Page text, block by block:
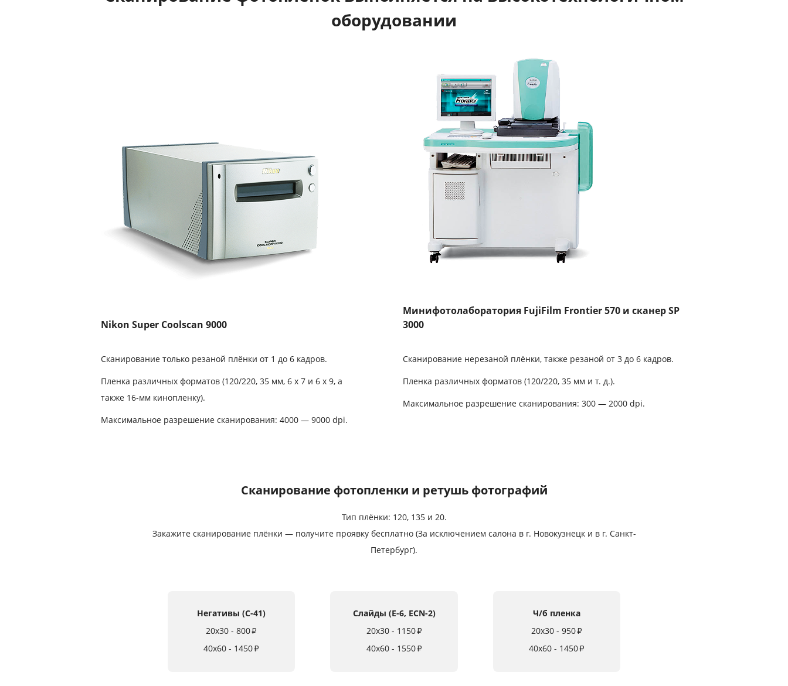
оборудовании
Nikon Super Coolscan 9000
Сканирование только резаной плёнки от 1 до 6 кадров.
Пленка различных форматов (120/220, 35 мм, 6 x 7 и 6 x 9, а
также 16-мм кинопленку).
Максимальное разрешение сканирования: 4000 — 9000 dpi.
Минифотолаборатория FujiFilm Frontier 570 и сканер SP
3000
Сканирование нерезаной плёнки, также резаной от 3 до 6 кадров.
Пленка различных форматов (120/220, 35 мм и т. д.).
Максимальное разрешение сканирования: 300 — 2000 dpi.
Сканирование фотопленки и ретушь фотографий
Тип плёнки: 120, 135 и 20.
Закажите сканирование плёнки — получите проявку бесплатно (За исключением салона в г. Новокузнецк и в г. Санкт-
Петербург).
Негативы (C-41)
20x30 - 800₽
40x60 - 1450₽
Слайды (E-6, ECN-2)
20x30 - 1150₽
40x60 - 1550₽
Ч/б пленка
20x30 - 950₽
40x60 - 1450₽